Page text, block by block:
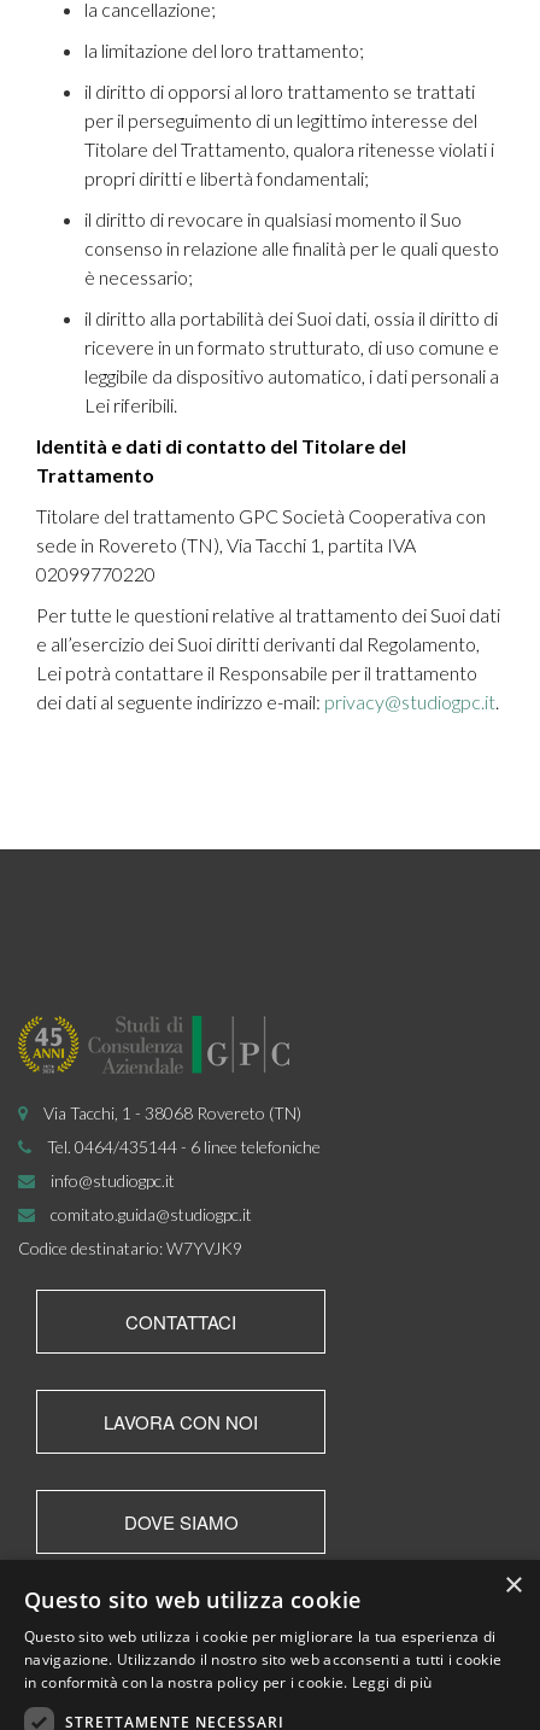
la cancellazione;
la limitazione del loro trattamento;
il diritto di opporsi al loro trattamento se trattati
per il perseguimento di un legittimo interesse del
Titolare del Trattamento, qualora ritenesse violati i
propri diritti e libertà fondamentali;
il diritto di revocare in qualsiasi momento il Suo
consenso in relazione alle finalità per le quali questo
è necessario;
il diritto alla portabilità dei Suoi dati, ossia il diritto di
ricevere in un formato strutturato, di uso comune e
leggibile da dispositivo automatico, i dati personali a
Lei riferibili.
Identità e dati di contatto del Titolare del
Trattamento
Titolare del trattamento GPC Società Cooperativa con
sede in Rovereto (TN), Via Tacchi 1, partita IVA
02099770220
Per tutte le questioni relative al trattamento dei Suoi dati
e all’esercizio dei Suoi diritti derivanti dal Regolamento,
Lei potrà contattare il Responsabile per il trattamento
dei dati al seguente indirizzo e-mail: privacy@studiogpc.it.
Via Tacchi, 1 - 38068 Rovereto (TN)
Tel. 0464/435144 - 6 linee telefoniche
info@studiogpc.it
comitato.guida@studiogpc.it
Codice destinatario: W7YVJK9
CONTATTACI
LAVORA CON NOI
DOVE SIAMO
GPC Società Cooperativa
×
Questo sito web utilizza cookie
Questo sito web utilizza i cookie per migliorare la tua esperienza di
navigazione. Utilizzando il nostro sito web acconsenti a tutti i cookie
in conformità con la nostra policy per i cookie. Leggi di più
STRETTAMENTE NECESSARI